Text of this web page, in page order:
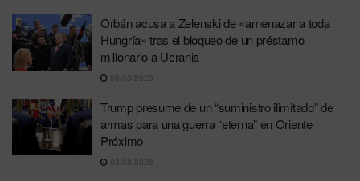
Orbán acusa a Zelenski de «amenazar a toda
Hungría» tras el bloqueo de un préstamo
millonario a Ucrania
06/03/2026
Trump presume de un “suministro ilimitado” de
armas para una guerra “eterna” en Oriente
Próximo
03/03/2026